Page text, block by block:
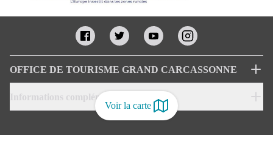
Voir la carte
OFFICE DE TOURISME GRAND CARCASSONNE
Informations complémentaires